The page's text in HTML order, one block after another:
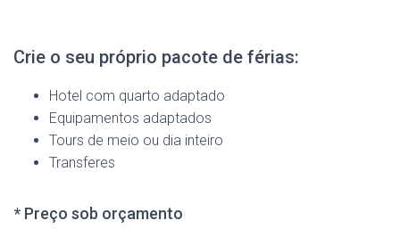
Crie o seu próprio pacote de férias:
Hotel com quarto adaptado
Equipamentos adaptados
Tours de meio ou dia inteiro
Transferes
* Preço sob orçamento